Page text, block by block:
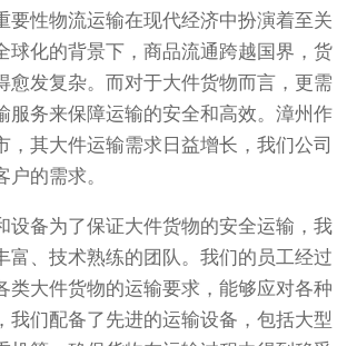
性物流运输在现代经济中扮演着至关
球化的背景下，商品流通跨越国界，货
愈发复杂。而对于大件货物而言，更需
服务来保障运输的安全和高效。漳州作
，其大件运输需求日益增长，我们公司
的需求。
备为了保证大件货物的安全运输，我
富、技术熟练的团队。我们的员工经过
类大件货物的运输要求，能够应对各种
我们配备了先进的运输设备，包括大型